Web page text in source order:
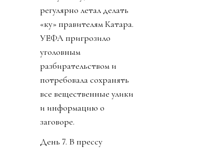
регулярно летал делать
«ку» правителям Катара.
УЕФА пригрозило
уголовным
разбирательством и
потребовала сохранять
все вещественные улики
и информацию о
заговоре.
День 7. В прессу